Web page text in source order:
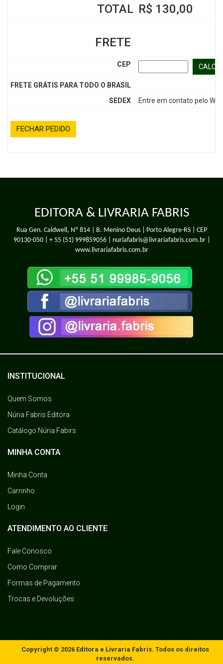
TOTAL R$ 130,00
FRETE
CEP
FRETE GRÁTIS PARA TODO O BRASIL
SEDEX
Entre em contato pelo
FECHAR PEDIDO
EDITORA & LIVRARIA FABRIS
Rua Gen. Caldwell, Nº 814 | B. Menino Deus | Porto Alegre-RS | CEP
90130-050 | + 55 (51) 999859056| nuriafabris@livrariafabris.com.br |
www.livrariafabris.com.br
INSTITUCIONAL
Quem Somos
Núria Fabris Editora
Catálogo Núria Fabirs
MINHA CONTA
Minha Conta
Carrinho
Login
ATENDIMENTO AO CLIENTE
Fale Conosco
Como Comprar
Formas de Pagamento
Trocas e Devoluções
Copyright © 2026 Editora e Livraria Fabris. Todos os direitos
reservados.